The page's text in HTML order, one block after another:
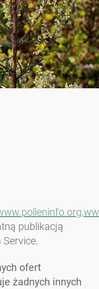
publikacją
ofert
żadnych innych